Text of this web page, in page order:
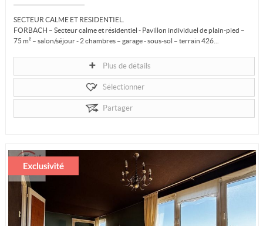
SECTEUR CALME ET RESIDENTIEL.
FORBACH – Secteur calme et résidentiel - Pavillon individuel de plain-pied –
75 m² – salon/séjour - 2 chambres – garage - sous-sol – terrain 426...
Plus de détails
Sélectionner
Partager